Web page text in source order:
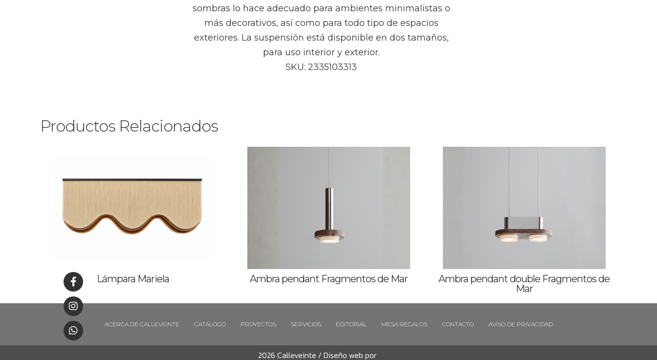
sombras lo hace adecuado para ambientes minimalistas o
más decorativos, así como para todo tipo de espacios
exteriores. La suspensión está disponible en dos tamaños,
para uso interior y exterior.
SKU: 2335103313
Productos Relacionados
Lámpara Mariela Ambra pendant Fragmentos de Mar
Ambra pendant double Fragmentos de
Mar
ACERCA DE CALLEVEINTE CATÁLOGO PROYECTOS SERVICIOS EDITORIAL MESA REGALOS CONTACTO AVISO DE PRIVACIDAD
2026 Calleveinte / Diseño web por